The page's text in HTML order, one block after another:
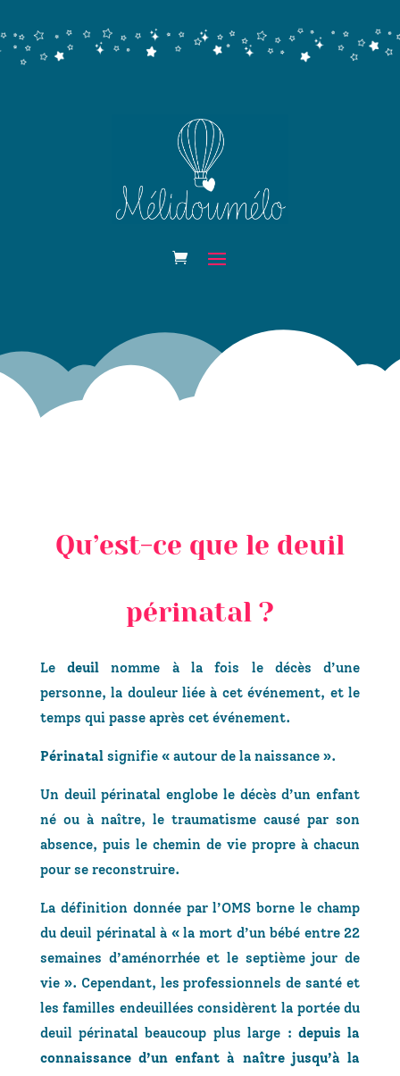
Qu’est-ce que le deuil
périnatal ?
Ledeuil nomme à la fois le décès d’une
personne, la douleur liée à cet événement, et le
temps qui passe après cet événement.
Périnatalsignifie « autour de la naissance ».
Un deuil périnatal englobe le décès d’un enfant
né ou à naître, le traumatisme causé par son
absence, puis le chemin de vie propre à chacun
pour se reconstruire.
La définition donnée par l’OMS borne le champ
du deuil périnatal à « la mort d’un bébé entre 22
semaines d’aménorrhée et le septième jour de
vie ». Cependant, les professionnels de santé et
les familles endeuillées considèrent la portée du
deuil périnatal beaucoup plus large : depuis la
connaissance d’un enfant à naître jusqu’à la